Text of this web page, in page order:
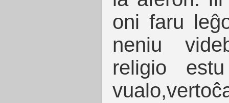
oni faru
neniu
religio